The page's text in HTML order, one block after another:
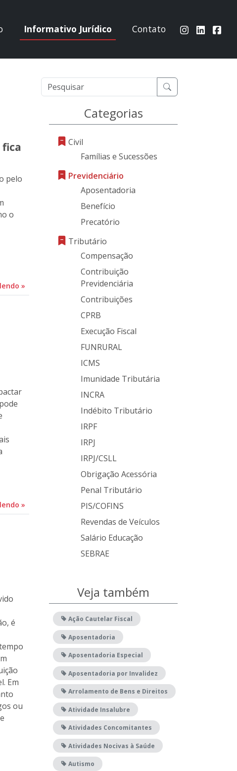
Informativo Jurídico Contato
fica
pelo
o
»
»
é
Em
ou
Categorias
Civil
Famílias e Sucessões
Previdenciário
Aposentadoria
Benefício
Precatório
Tributário
Compensação
Contribuição
Previdenciária
Contribuições
CPRB
Execução Fiscal
FUNRURAL
ICMS
Imunidade Tributária
INCRA
Indébito Tributário
IRPF
IRPJ
IRPJ/CSLL
Obrigação Acessória
Penal Tributário
PIS/COFINS
Revendas de Veículos
Salário Educação
SEBRAE
Veja também
Ação Cautelar Fiscal
Aposentadoria
Aposentadoria Especial
Aposentadoria por Invalidez
Arrolamento de Bens e Direitos
Atividade Insalubre
Atividades Concomitantes
Atividades Nocivas à Saúde
Autismo